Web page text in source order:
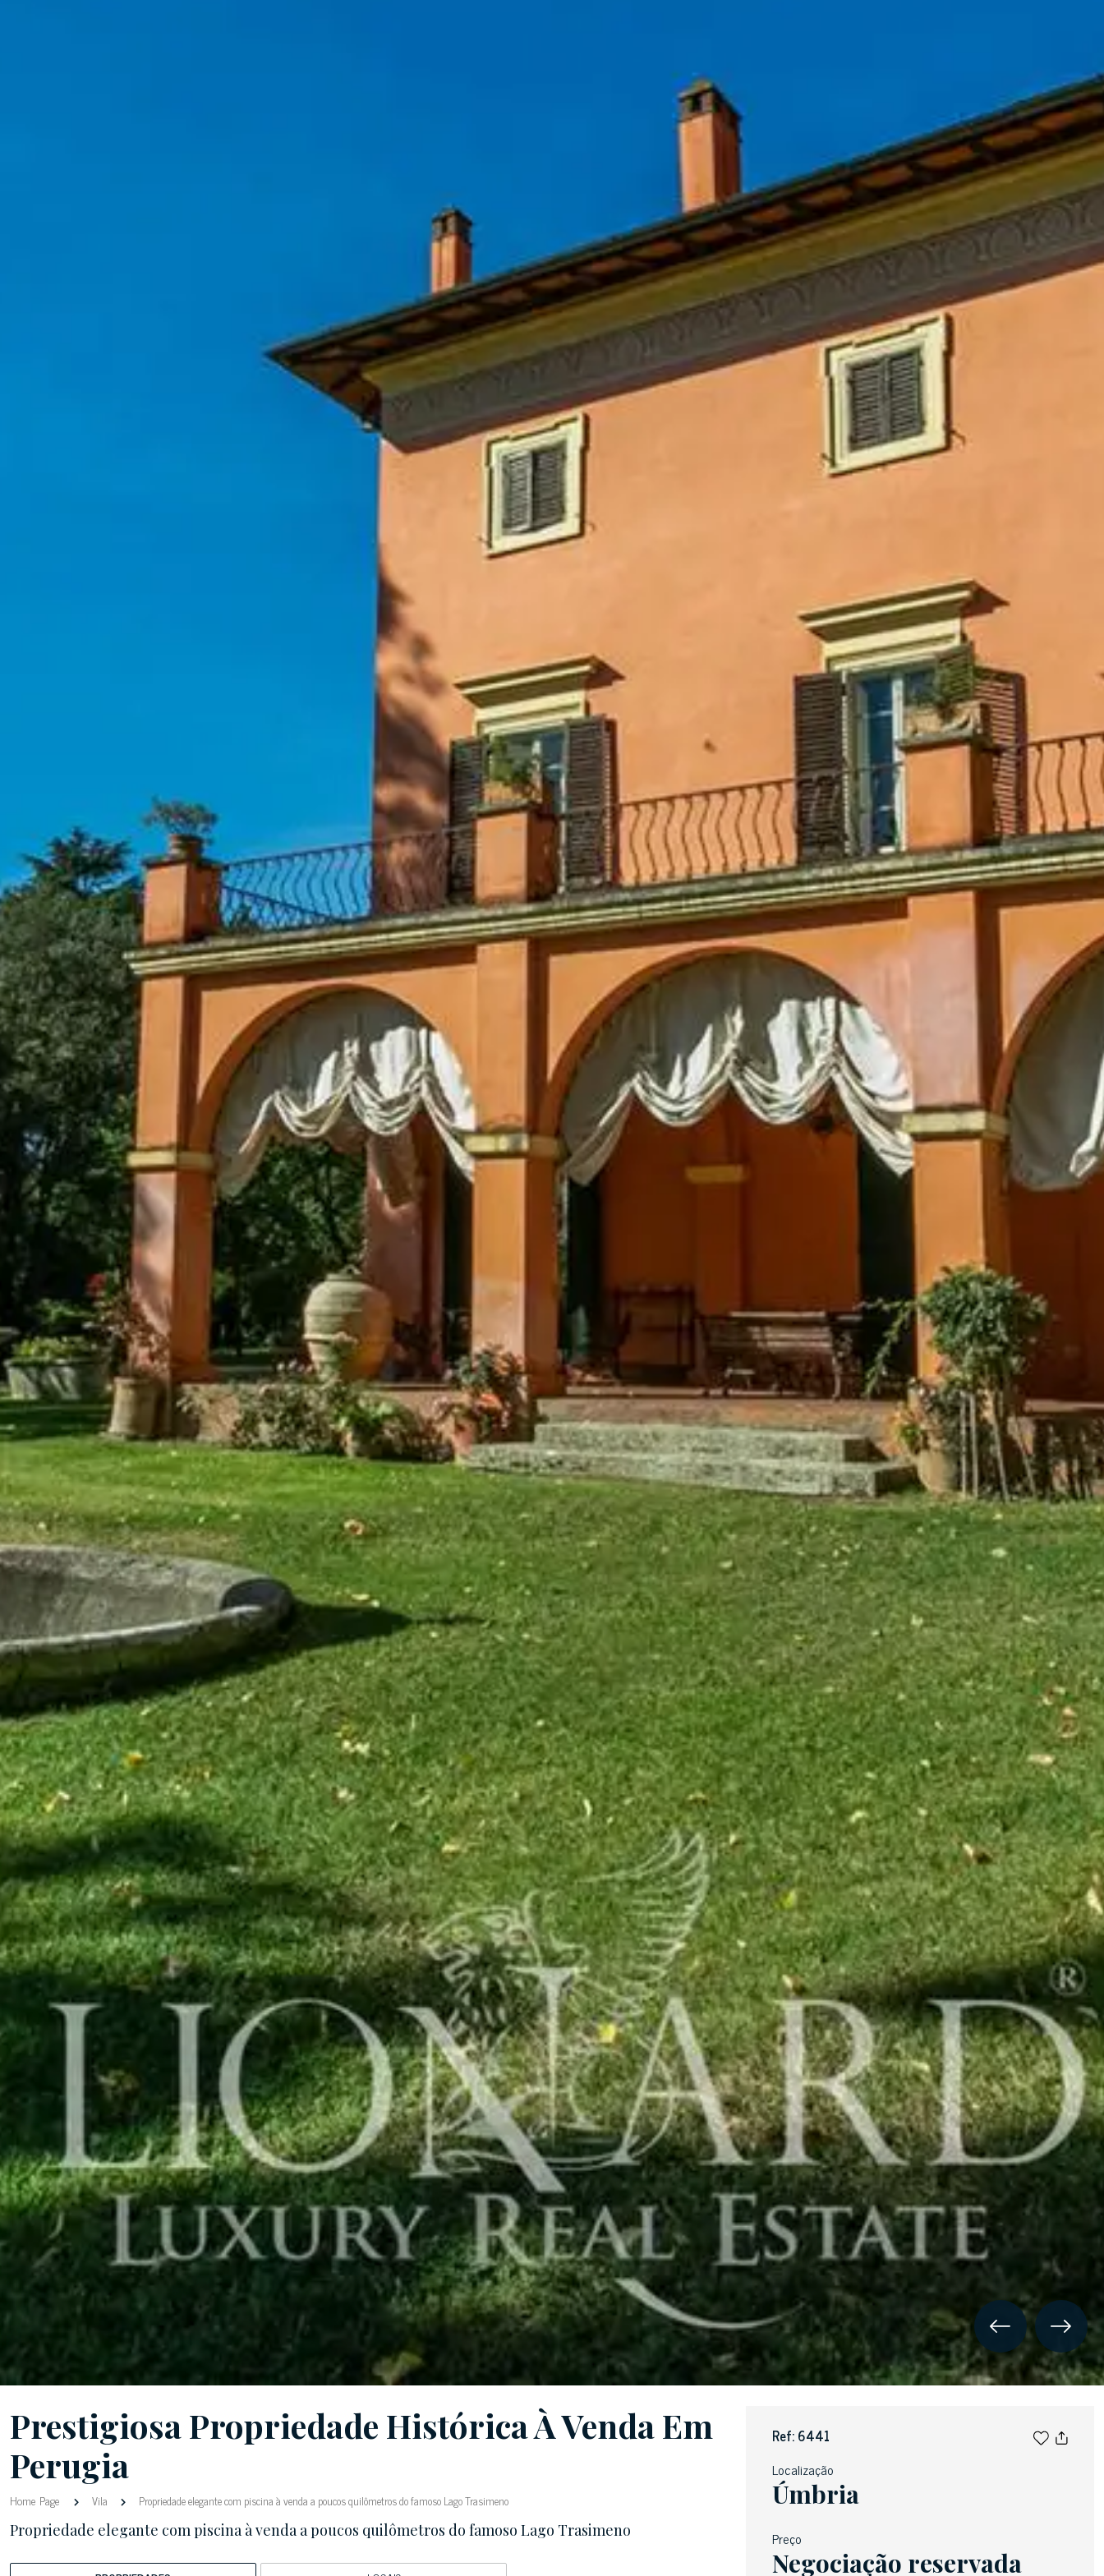
Prestigiosa Propriedade Histórica À Venda Em
Perugia
Home Page Vila Propriedade elegante com piscina à venda a poucos quilômetros do famoso Lago Trasimeno
Propriedade elegante com piscina à venda a poucos quilômetros do famoso Lago Trasimeno
Ref: 6441
Localização
Úmbria
Preço
Negociação reservada